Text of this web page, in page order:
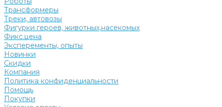
Трансформеры
Треки, автовозы
Фигурки героев, животных,насекомых
Фикс.цена
Эксперементы, опыты
Новинки
Скидки
Компания
Политика конфиденциальности
Помощь
Покупки